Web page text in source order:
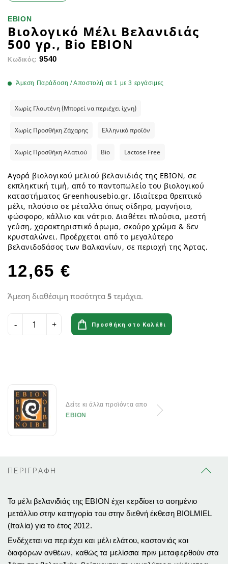
ΕΒΙΟΝ
Βιολογικό Μέλι Βελανιδιάς
500 γρ., Bio ΕΒΙΟΝ
Κωδικός: 9540
Άμεση Παράδοση / Αποστολή σε 1 με 3 εργάσιμες
Χωρίς Γλουτένη (Μπορεί να περιέχει ίχνη)
Χωρίς Προσθήκη Ζάχαρης Ελληνικό προϊόν
Χωρίς Προσθήκη Αλατιού Bio Lactose Free
Αγορά βιολογικού μελιού βελανιδιάς της ΕΒΙΟΝ, σε
εκπληκτική τιμή, από το παντοπωλείο του βιολογικού
καταστήματος Greenhousebio.gr. Ιδιαίτερα θρεπτικό
μέλι, πλούσιο σε μέταλλα όπως σίδηρο, μαγνήσιο,
φώσφορο, κάλλιο και νάτριο. Διαθέτει πλούσια, μεστή
γεύση, χαρακτηριστικό άρωμα, σκούρο χρώμα & δεν
κρυσταλώνει. Προέρχεται από το μεγαλύτερο
βελανιδοδάσος των Βαλκανίων, σε περιοχή της Άρτας.
12,65 €
Άμεση διαθέσιμη ποσότητα 5 τεμάχια.
Προσθήκη στο Καλάθι
Δείτε κι άλλα προϊόντα απο
ΕΒΙΟΝ
ΠΕΡΙΓΡΑΦΗ
Το μέλι βελανιδιάς της ΕΒΙΟΝ έχει κερδίσει το ασημένιο
μετάλλιο στην κατηγορία του στην διεθνή έκθεση BIOLMIEL
(Ιταλία) για το έτος 2012.
Ενδέχεται να περιέχει και μέλι ελάτου, καστανιάς και
διαφόρων ανθέων, καθώς τα μελίσσια πριν μεταφερθούν στα